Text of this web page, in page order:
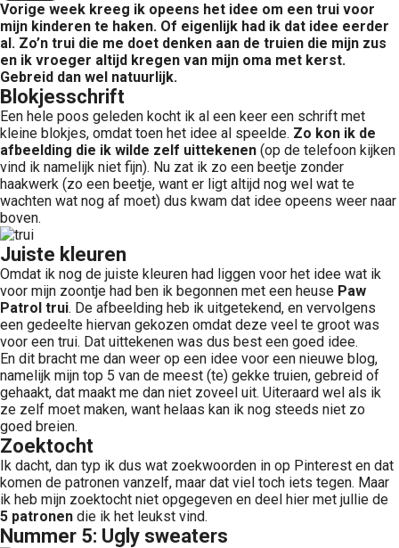
Vorige week kreeg ik opeens het idee om een trui voor
mijn kinderen te haken. Of eigenlijk had ik dat idee eerder
al. Zo’n trui die me doet denken aan de truien die mijn zus
en ik vroeger altijd kregen van mijn oma met kerst.
Gebreid dan wel natuurlijk.
Blokjesschrift
Een hele poos geleden kocht ik al een keer een schrift met
kleine blokjes, omdat toen het idee al speelde. Zo kon ik de
afbeelding die ik wilde zelf uittekenen (op de telefoon kijken
vind ik namelijk niet fijn). Nu zat ik zo een beetje zonder
haakwerk (zo een beetje, want er ligt altijd nog wel wat te
wachten wat nog af moet) dus kwam dat idee opeens weer naar
boven.
Juiste kleuren
Omdat ik nog de juiste kleuren had liggen voor het idee wat ik
voor mijn zoontje had ben ik begonnen met een heuse Paw
Patrol trui. De afbeelding heb ik uitgetekend, en vervolgens
een gedeelte hiervan gekozen omdat deze veel te groot was
voor een trui. Dat uittekenen was dus best een goed idee.
En dit bracht me dan weer op een idee voor een nieuwe blog,
namelijk mijn top 5 van de meest (te) gekke truien, gebreid of
gehaakt, dat maakt me dan niet zoveel uit. Uiteraard wel als ik
ze zelf moet maken, want helaas kan ik nog steeds niet zo
goed breien.
Zoektocht
Ik dacht, dan typ ik dus wat zoekwoorden in op Pinterest en dat
komen de patronen vanzelf, maar dat viel toch iets tegen. Maar
ik heb mijn zoektocht niet opgegeven en deel hier met jullie de
5 patronen die ik het leukst vind.
Nummer 5: Ugly sweaters